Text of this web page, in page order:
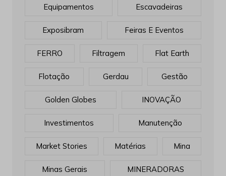
Equipamentos Escavadeiras
Exposibram Feiras E Eventos
FERRO Filtragem Flat Earth
Flotação Gerdau Gestão
Golden Globes INOVAÇÃO
Investimentos Manutenção
Market Stories Matérias Mina
Minas Gerais MINERADORAS